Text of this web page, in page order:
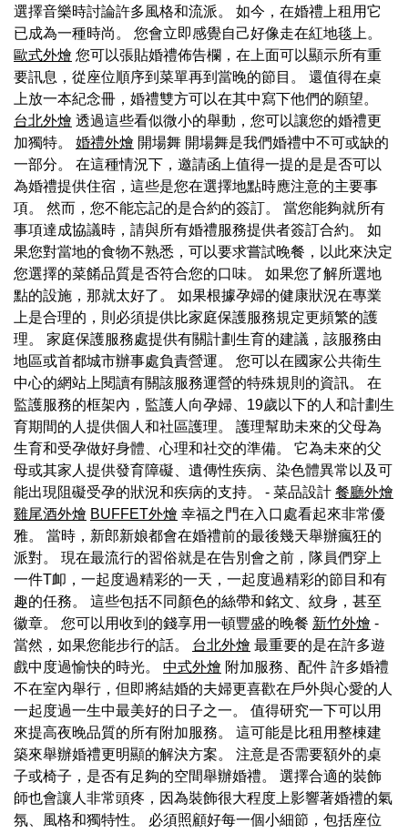
選擇音樂時討論許多風格和流派。 如今，在婚禮上租用它
已成為一種時尚。 您會立即感覺自己好像走在紅地毯上。
歐式外燴 您可以張貼婚禮佈告欄，在上面可以顯示所有重
要訊息，從座位順序到菜單再到當晚的節目。 還值得在桌
上放一本紀念冊，婚禮雙方可以在其中寫下他們的願望。
台北外燴 透過這些看似微小的舉動，您可以讓您的婚禮更
加獨特。 婚禮外燴 開場舞 開場舞是我們婚禮中不可或缺的
一部分。 在這種情況下，邀請函上值得一提的是是否可以
為婚禮提供住宿，這些是您在選擇地點時應注意的主要事
項。 然而，您不能忘記的是合約的簽訂。 當您能夠就所有
事項達成協議時，請與所有婚禮服務提供者簽訂合約。 如
果您對當地的食物不熟悉，可以要求嘗試晚餐，以此來決定
您選擇的菜餚品質是否符合您的口味。 如果您了解所選地
點的設施，那就太好了。 如果根據孕婦的健康狀況在專業
上是合理的，則必須提供比家庭保護服務規定更頻繁的護
理。 家庭保護服務處提供有關計劃生育的建議，該服務由
地區或首都城市辦事處負責營運。 您可以在國家公共衛生
中心的網站上閱讀有關該服務運營的特殊規則的資訊。 在
監護服務的框架內，監護人向孕婦、19歲以下的人和計劃生
育期間的人提供個人和社區護理。 護理幫助未來的父母為
生育和受孕做好身體、心理和社交的準備。 它為未來的父
母或其家人提供發育障礙、遺傳性疾病、染色體異常以及可
能出現阻礙受孕的狀況和疾病的支持。 - 菜品設計 餐廳外燴
雞尾酒外燴 BUFFET外燴 幸福之門在入口處看起來非常優
雅。 當時，新郎新娘都會在婚禮前的最後幾天舉辦瘋狂的
派對。 現在最流行的習俗就是在告別會之前，隊員們穿上
一件T卹，一起度過精彩的一天，一起度過精彩的節目和有
趣的任務。 這些包括不同顏色的絲帶和銘文、紋身，甚至
徽章。 您可以用收到的錢享用一頓豐盛的晚餐 新竹外燴 -
當然，如果您能步行的話。 台北外燴 最重要的是在許多遊
戲中度過愉快的時光。 中式外燴 附加服務、配件 許多婚禮
不在室內舉行，但即將結婚的夫婦更喜歡在戶外與心愛的人
一起度過一生中最美好的日子之一。 值得研究一下可以用
來提高夜晚品質的所有附加服務。 這可能是比租用整棟建
築來舉辦婚禮更明顯的解決方案。 注意是否需要額外的桌
子或椅子，是否有足夠的空間舉辦婚禮。 選擇合適的裝飾
師也會讓人非常頭疼，因為裝飾很大程度上影響著婚禮的氣
氛、風格和獨特性。 必須照顧好每一個小細節，包括座位